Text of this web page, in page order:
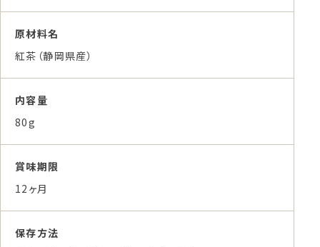
原材料名
紅茶（静岡県産）
内容量
80g
賞味期限
12ヶ月
保存方法